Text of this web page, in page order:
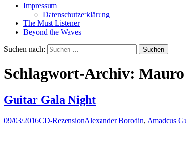
Impressum
Datenschutzerklärung
The Must Listener
Beyond the Waves
Suchen nach:
Schlagwort-Archiv:
Guitar Gala Night
09/03/2016CD-RezensionAlexander Borodin, Amadeus